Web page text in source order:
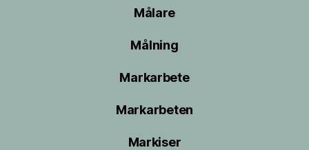
Målare
Målning
Markarbete
Markarbeten
Markiser